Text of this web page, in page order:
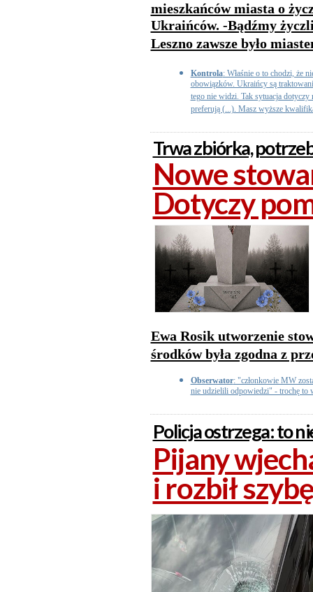
mieszkańców miasta o
Ukraińców. -Bądźmy
Leszno zawsze było
Kontrola: Właśnie o to chodzi, że
obowiązków. Ukraińcy są
tego nie widzi. Tak sytuacja
preferują (...). Masz wyższe
Trwa zbiórka,
Nowe
Dotyczy
Ewa Rosik utworzenie
środków była zgodna z
Obserwator: "członkowie MW
nie udzielili odpowiedzi" - trochę to
Policja ostrzega: to
Pijany
i rozbił szybę